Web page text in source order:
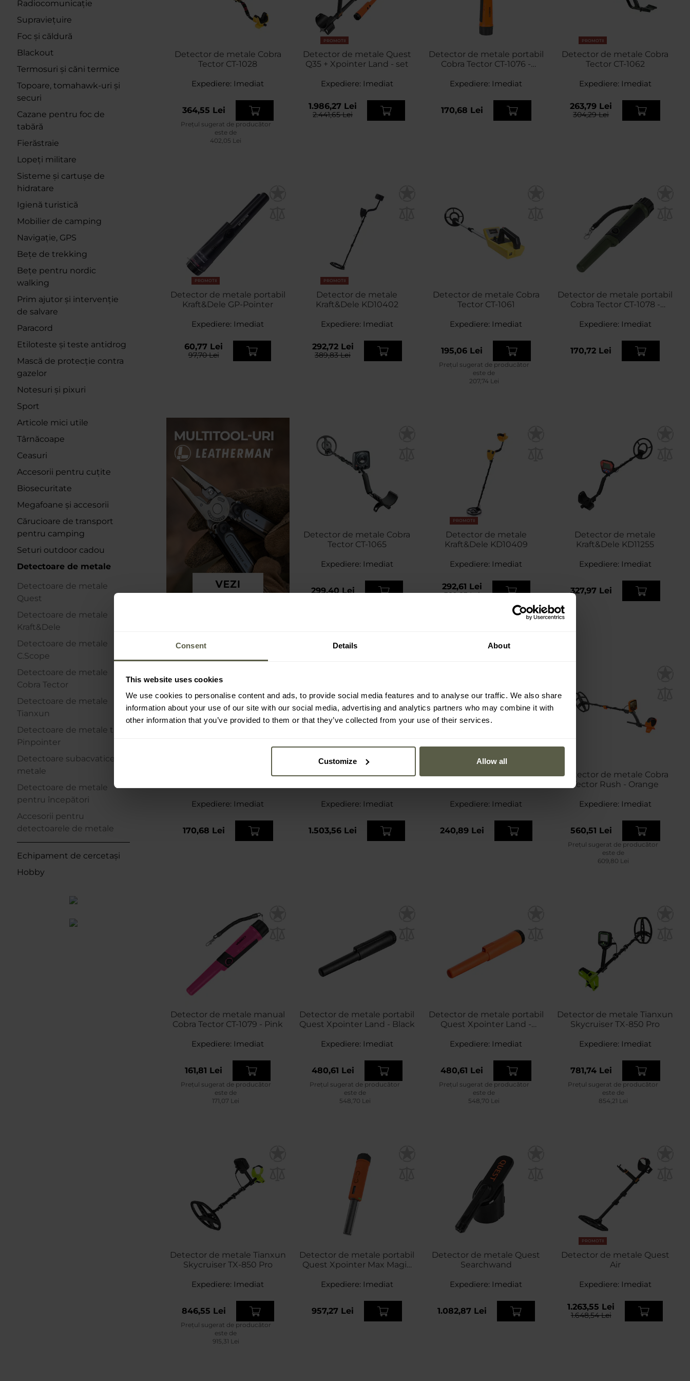
Consent Details About
This website uses cookies
We use cookies to personalise content and ads, to provide social media features and to analyse our traffic. We also share
information about your use of our site with our social media, advertising and analytics partners who may combine it with
other information that you’ve provided to them or that they’ve collected from your use of their services.
Customize Allow all
Radiocomunicație
Supraviețuire
Foc și căldură
Blackout
Termosuri și căni termice
Topoare, tomahawk-uri și
securi
Cazane pentru foc de
tabără
Fierăstraie
Lopeți militare
Sisteme și cartușe de
hidratare
Igienă turistică
Mobilier de camping
Navigație, GPS
Bețe de trekking
Bețe pentru nordic
walking
Prim ajutor și intervenție
de salvare
Paracord
Etiloteste și teste antidrog
Mască de protecție contra
gazelor
Notesuri și pixuri
Sport
Articole mici utile
Târnăcoape
Ceasuri
Accesorii pentru cuțite
Biosecuritate
Megafoane și accesorii
Cărucioare de transport
pentru camping
Seturi outdoor cadou
Detectoare de metale
Detectoare de metale
Quest
Detectoare de metale
Kraft&Dele
Detectoare de metale
C.Scope
Detectoare de metale
Cobra Tector
Detectoare de metale
Tianxun
Detectoare de metale tip
Pinpointer
Detectoare subacvatice de
metale
Detectoare de metale
pentru începători
Accesorii pentru
detectoarele de metale
Echipament de cercetași
Hobby
Detector de metale Cobra
Tector CT-1028
Expediere: Imediat
364,55 Lei
Prețul sugerat de producător
este de
402,05 Lei
PROMOTII
Detector de metale Quest
Q35 + Xpointer Land - set
Expediere: Imediat
1.986,27 Lei
2.441,65 Lei
Detector de metale portabil
Cobra Tector CT-1076 -
Expediere: Imediat
170,68 Lei
PROMOTII
Detector de metale Cobra
Tector CT-1062
Expediere: Imediat
263,79 Lei
304,29 Lei
PROMOTII
Detector de metale portabil
Kraft&Dele GP-Pointer
Expediere: Imediat
60,77 Lei
97,70 Lei
PROMOTII
Detector de metale
Kraft&Dele KD10402
Expediere: Imediat
292,72 Lei
389,83 Lei
Detector de metale Cobra
Tector CT-1061
Expediere: Imediat
195,06 Lei
Prețul sugerat de producător
este de
207,74 Lei
Detector de metale portabil
Cobra Tector CT-1078 -
Expediere: Imediat
170,72 Lei
Detector de metale Cobra
Tector CT-1065
Expediere: Imediat
299,40 Lei
PROMOTII
Detector de metale
Kraft&Dele KD10409
Expediere: Imediat
292,61 Lei
389,83 Lei
Detector de metale
Kraft&Dele KD11255
Expediere: Imediat
327,97 Lei
Expediere: Imediat
170,68 Lei
Detector de metale Quest
Expediere: Imediat
1.503,56 Lei
Detector de metale Cobra
Expediere: Imediat
240,89 Lei
Detector de metale Cobra
Tector Rush - Orange
Expediere: Imediat
560,51 Lei
Prețul sugerat de producător
este de
609,80 Lei
Detector de metale manual
Cobra Tector CT-1079 - Pink
Expediere: Imediat
161,81 Lei
Prețul sugerat de producător
este de
171,07 Lei
Detector de metale portabil
Quest Xpointer Land - Black
Expediere: Imediat
480,61 Lei
Prețul sugerat de producător
este de
548,70 Lei
Detector de metale portabil
Quest Xpointer Land -
Expediere: Imediat
480,61 Lei
Prețul sugerat de producător
este de
548,70 Lei
Detector de metale Tianxun
Skycruiser TX-850 Pro
Expediere: Imediat
781,74 Lei
Prețul sugerat de producător
este de
854,21 Lei
Detector de metale Tianxun
Skycruiser TX-850 Pro
Expediere: Imediat
846,55 Lei
Prețul sugerat de producător
este de
915,31 Lei
Detector de metale portabil
Quest Xpointer Max Magic
Expediere: Imediat
957,27 Lei
Detector de metale Quest
Searchwand
Expediere: Imediat
1.082,87 Lei
PROMOTII
Detector de metale Quest
Air
Expediere: Imediat
1.263,55 Lei
1.648,54 Lei